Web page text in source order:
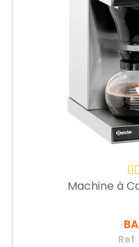
Machine à
Ref.